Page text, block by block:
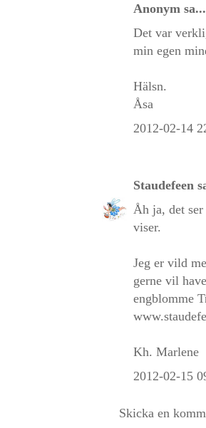
Anonym sa...
Det var
min egen
Hälsn.
Åsa
2012-02-14
Staudefeen
Åh ja, det
viser.
Jeg er vild
gerne vil
engblomme
Kh. Marlene
2012-02-15
Skicka en